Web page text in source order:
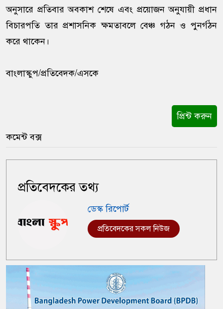
অনুসারে প্রতিবার অবকাশ শেষে এবং প্রয়োজন অনুযায়ী প্রধান
বিচারপতি তার প্রশাসনিক ক্ষমতাবলে বেঞ্চ গঠন ও পুনর্গঠন
করে থাকেন।
বাংলাস্কুপ/প্রতিবেদক/এসকে
প্রিন্ট করুন
কমেন্ট বক্স
প্রতিবেদকের তথ্য
ডেস্ক রিপোর্ট
প্রতিবেদকের সকল নিউজ